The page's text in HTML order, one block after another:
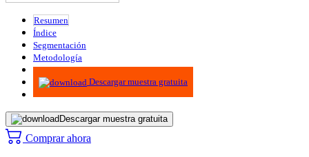
Resumen
Índice
Segmentación
Metodología
Infografías
Descargar muestra gratuita
Descargar muestra gratuita
Comprar ahora